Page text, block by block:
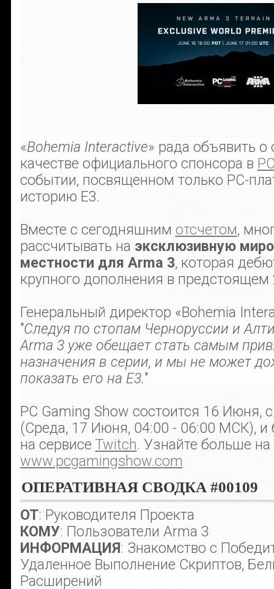
«Bohemia Interactive» рада объявить о
качестве официального спонсора в
событии, посвященном только PC-
историю E3.
Вместе с сегодняшним отсчетом,
рассчитывать на эксклюзивную
местности для Arma 3, которая
крупного дополнения в предстоящем
Генеральный директор «Bohemia
"Следуя по стопам Черноруссии и
Arma 3 уже обещает стать самым
назначения в серии, и мы не может
показать его на E3."
PC Gaming Show состоится 16 Июня,
(Среда, 17 Июня, 04:00 - 06:00 МСК), и
на сервисе Twitch. Узнайте больше на
www.pcgamingshow.com
ОПЕРАТИВНАЯ СВОДКА #00109
ОТ: Руководителя Проекта
КОМУ: Пользователи Arma 3
ИНФОРМАЦИЯ: Знакомство с
Удаленное Выполнение Скриптов,
Расширений